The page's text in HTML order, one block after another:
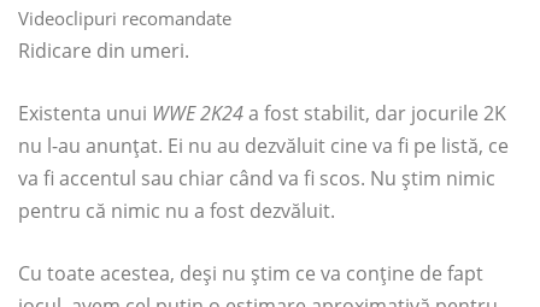
Videoclipuri recomandate
Ridicare din umeri.
Existenta unui WWE 2K24a fost stabilit, dar jocurile 2K
nu l-au anunțat. Ei nu au dezvăluit cine va fi pe listă, ce
va fi accentul sau chiar când va fi scos. Nu știm nimic
pentru că nimic nu a fost dezvăluit.
Cu toate acestea, deși nu știm ce va conține de fapt